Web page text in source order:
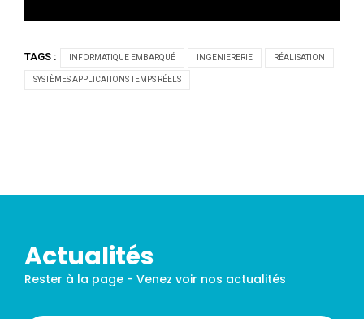
TAGS : INFORMATIQUE EMBARQUÉ INGENIERERIE RÉALISATION
SYSTÈMES APPLICATIONS TEMPS RÉELS
Actualités
Rester à la page - Venez voir nos actualités